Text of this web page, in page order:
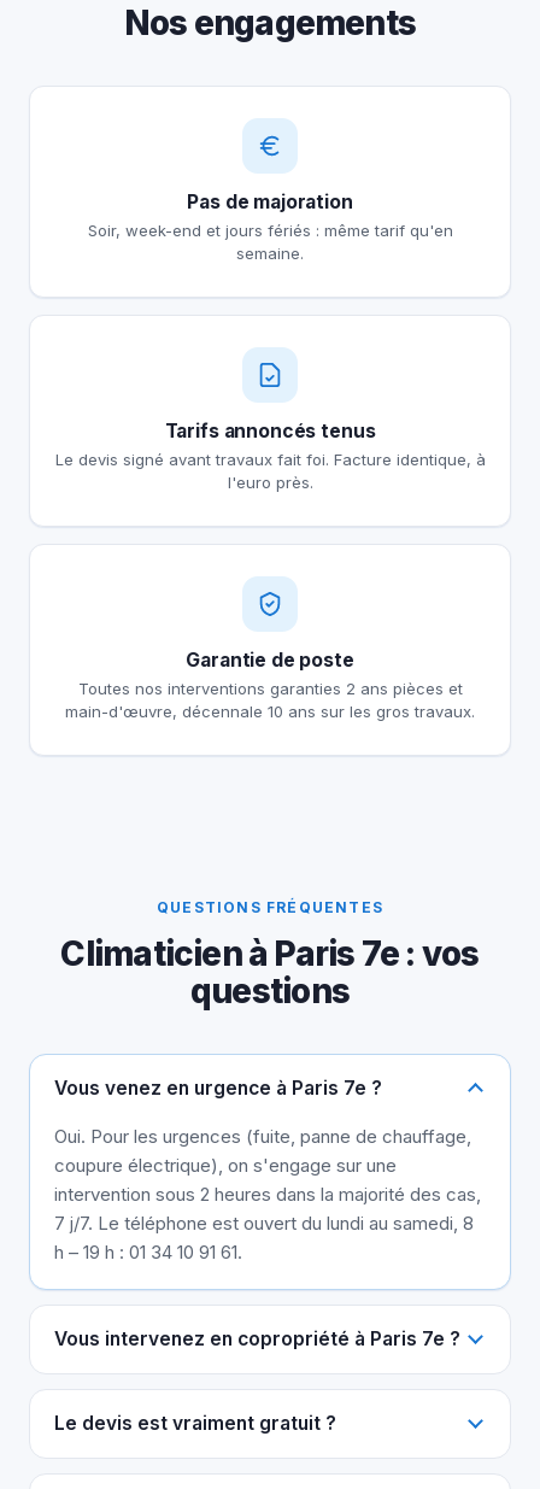
Nos engagements
Pas de majoration
Soir, week-end et jours fériés : même tarif qu'en
semaine.
Tarifs annoncés tenus
Le devis signé avant travaux fait foi. Facture identique, à
l'euro près.
Garantie de poste
Toutes nos interventions garanties 2 ans pièces et
main-d'œuvre, décennale 10 ans sur les gros travaux.
QUESTIONS FRÉQUENTES
Climaticien à Paris 7e : vos
questions
Vous venez en urgence à Paris 7e ?
Oui. Pour les urgences (fuite, panne de chauffage,
coupure électrique), on s'engage sur une
intervention sous 2 heures dans la majorité des cas,
7 j/7. Le téléphone est ouvert du lundi au samedi, 8
h – 19 h : 01 34 10 91 61.
Vous intervenez en copropriété à Paris 7e ?
Le devis est vraiment gratuit ?